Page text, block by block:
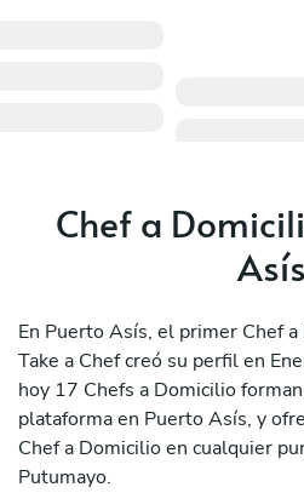
Chef a
Asís
En Puerto Asís, el primer Chef
Take a Chef creó su perfil en
hoy 17 Chefs a Domicilio
plataforma en Puerto Asís, y
Chef a Domicilio en cualquier
Putumayo.